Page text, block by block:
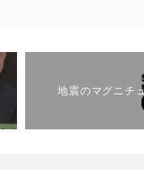
地震のマグニチ